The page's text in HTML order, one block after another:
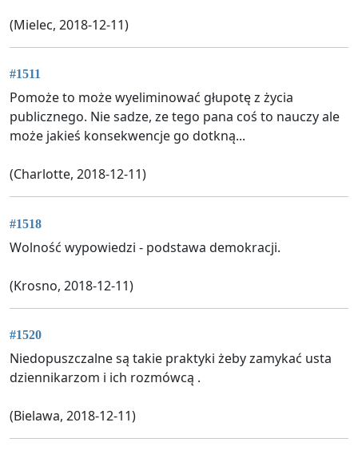
(Mielec, 2018-12-11)
#1511
Pomoże to może wyeliminować głupotę z życia
publicznego. Nie sadze, ze tego pana coś to nauczy ale
może jakieś konsekwencje go dotkną...
(Charlotte, 2018-12-11)
#1518
Wolność wypowiedzi - podstawa demokracji.
(Krosno, 2018-12-11)
#1520
Niedopuszczalne są takie praktyki żeby zamykać usta
dziennikarzom i ich rozmówcą .
(Bielawa, 2018-12-11)